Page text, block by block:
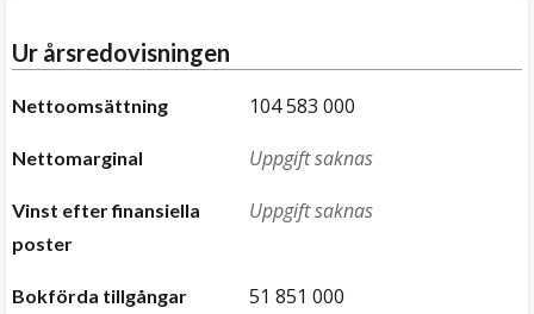
Ur årsredovisningen
Nettoomsättning 104 583 000
Nettomarginal Uppgift saknas
Vinst efter finansiella
poster
Uppgift saknas
Bokförda tillgångar 51 851 000